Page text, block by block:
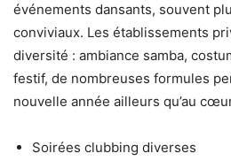
événements dansants, souvent
conviviaux. Les établissements
diversité : ambiance samba,
festif, de nombreuses formules
nouvelle année ailleurs qu’au
Soirées clubbing diverses